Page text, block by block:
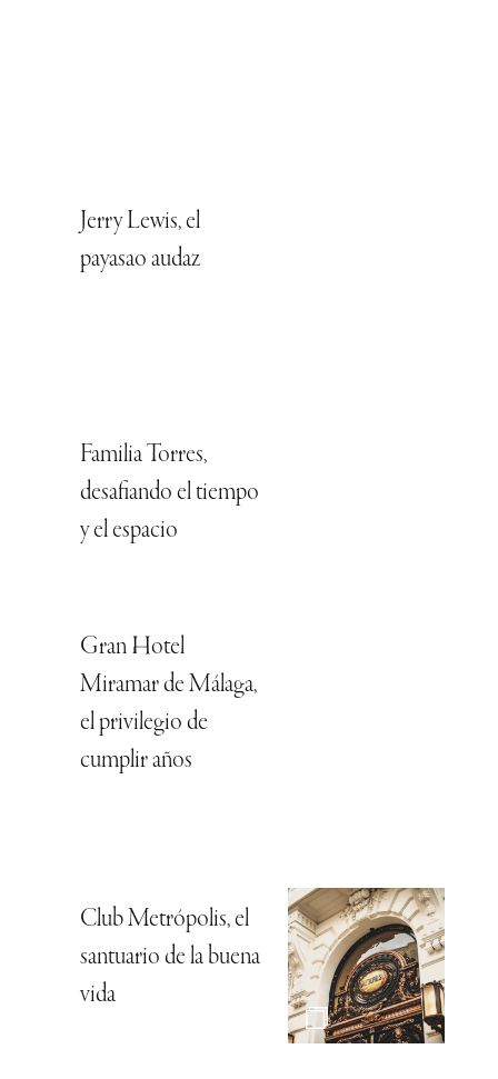
Jerry Lewis, el
payasao audaz
Familia Torres,
desafiando el tiempo
y el espacio
Gran Hotel
Miramar de Málaga,
el privilegio de
cumplir años
Club Metrópolis, el
santuario de la buena
vida